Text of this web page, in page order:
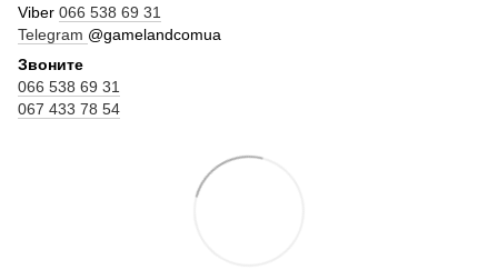
Viber 066 538 69 31
Telegram @gamelandcomua
Звоните
066 538 69 31
067 433 78 54